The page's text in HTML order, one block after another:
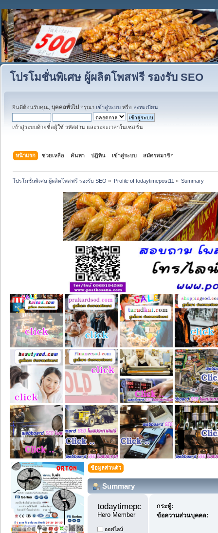
โปรโมชั่นพิเศษ ผู้ผลิตโพสฟรี รองรับ SEO
ยินดีต้อนรับคุณ, บุคคลทั่วไป กรุณา เข้าสู่ระบบ หรือ ลงทะเบียน
เข้าสู่ระบบด้วยชื่อผู้ใช้ รหัสผ่าน และระยะเวลาในเซสชั่น
หน้าแรก ช่วยเหลือ ค้นหา ปฏิทิน เข้าสู่ระบบ สมัครสมาชิก
โปรโมชั่นพิเศษ ผู้ผลิตโพสฟรี รองรับ SEO » Profile of todaytimepost11 » Summary
ข้อมูลส่วนตัว
Summary
todaytimepost11
Hero Member
ออฟไลน์
กระทู้:
ข้อความส่วนบุคคล: